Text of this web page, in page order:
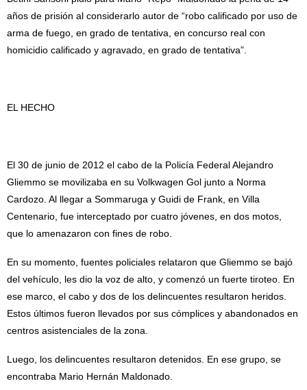
años de prisión al considerarlo autor de “robo calificado por uso de
arma de fuego, en grado de tentativa, en concurso real con
homicidio calificado y agravado, en grado de tentativa”.
EL HECHO
El 30 de junio de 2012 el cabo de la Policía Federal Alejandro
Gliemmo se movilizaba en su Volkwagen Gol junto a Norma
Cardozo. Al llegar a Sommaruga y Guidi de Frank, en Villa
Centenario, fue interceptado por cuatro jóvenes, en dos motos,
que lo amenazaron con fines de robo.
En su momento, fuentes policiales relataron que Gliemmo se bajó
del vehículo, les dio la voz de alto, y comenzó un fuerte tiroteo. En
ese marco, el cabo y dos de los delincuentes resultaron heridos.
Estos últimos fueron llevados por sus cómplices y abandonados en
centros asistenciales de la zona.
Luego, los delincuentes resultaron detenidos. En ese grupo, se
encontraba Mario Hernán Maldonado.